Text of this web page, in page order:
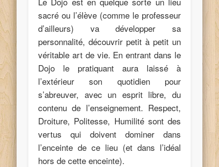
sacré ou l’élève (comme le professeur
d’ailleurs) va développer sa
personnalité, découvrir petit à petit un
véritable art de vie. En entrant dans le
Dojo le pratiquant aura laissé à
l’extérieur son quotidien pour
s’abreuver, avec un esprit libre, du
contenu de l’enseignement. Respect,
Droiture, Politesse, Humilité sont des
vertus qui doivent dominer dans
l’enceinte de ce lieu (et dans l’idéal
hors de cette enceinte).